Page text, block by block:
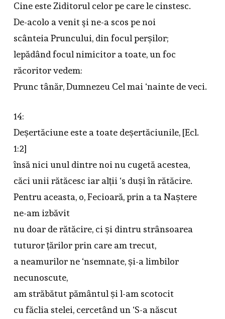
Cine este Ziditorul celor pe care le cinstesc.
De-acolo a venit şi ne-a scos pe noi
scânteia Pruncului, din focul perșilor;
lepădând focul nimicitor a toate, un foc
răcoritor vedem:
Prunc tânăr, Dumnezeu Cel mai ‘nainte de veci.
14:
Deșertăciune este a toate deșertăciunile, [Ecl.
1:2]
însă nici unul dintre noi nu cugetă acestea,
căci unii rătăcesc iar alții ‘s duși în rătăcire.
Pentru aceasta, o, Fecioară, prin a ta Naștere
ne-am izbăvit
nu doar de rătăcire, ci și dintru strânsoarea
tuturor țărilor prin care am trecut,
a neamurilor ne ‘nsemnate, și-a limbilor
necunoscute,
am străbătut pământul și l-am scotocit
cu făclia stelei, cercetând un ‘S-a născut